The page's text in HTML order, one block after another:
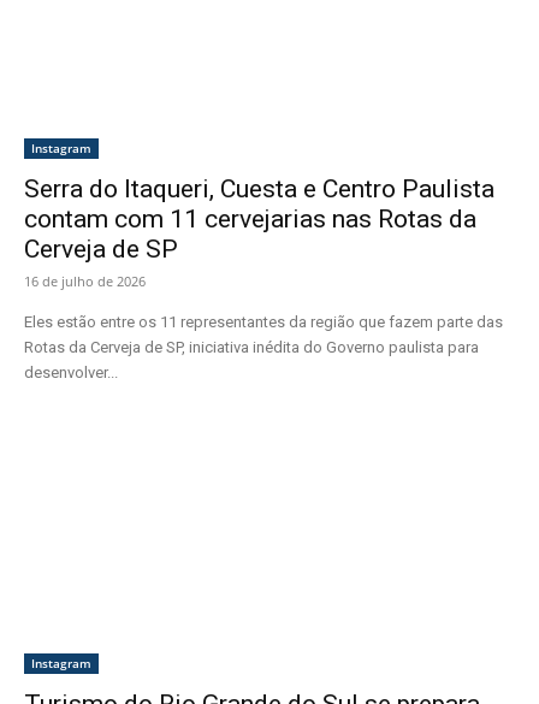
Instagram
Serra do Itaqueri, Cuesta e Centro Paulista
contam com 11 cervejarias nas Rotas da
Cerveja de SP
16 de julho de 2026
Eles estão entre os 11 representantes da região que fazem parte das
Rotas da Cerveja de SP, iniciativa inédita do Governo paulista para
desenvolver...
Instagram